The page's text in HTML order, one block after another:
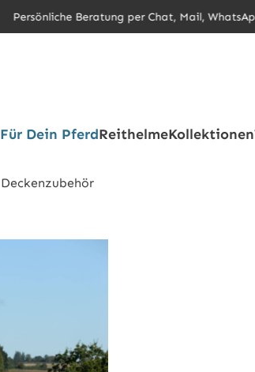
Persönliche Beratung per Chat, Mail,
Für Dein PferdReithelmeKollektionen
Deckenzubehör